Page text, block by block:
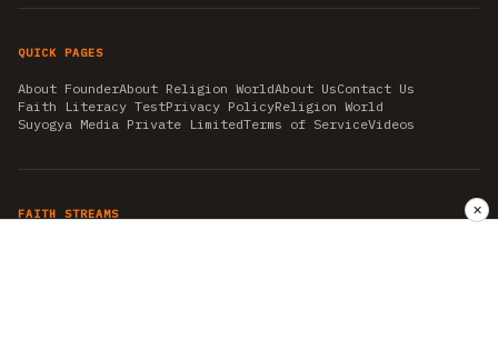
QUICK PAGES
About FounderAbout Religion WorldAbout UsContact Us
Faith Literacy TestPrivacy PolicyReligion World
Suyogya Media Private LimitedTerms of ServiceVideos
FAITH STREAMS ✕